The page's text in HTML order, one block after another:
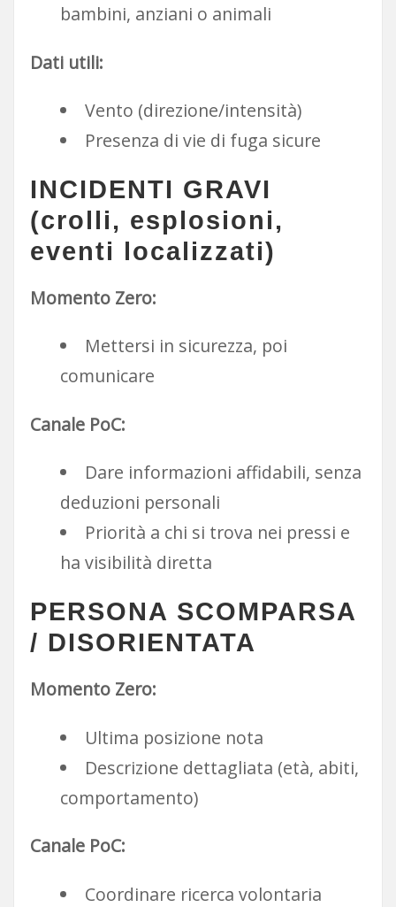
bambini, anziani o animali
Dati utili:
Vento (direzione/intensità)
Presenza di vie di fuga sicure
INCIDENTI GRAVI
(crolli, esplosioni,
eventi localizzati)
Momento Zero:
Mettersi in sicurezza, poi
comunicare
Canale PoC:
Dare informazioni affidabili, senza
deduzioni personali
Priorità a chi si trova nei pressi e
ha visibilità diretta
PERSONA SCOMPARSA
/ DISORIENTATA
Momento Zero:
Ultima posizione nota
Descrizione dettagliata (età, abiti,
comportamento)
Canale PoC:
Coordinare ricerca volontaria